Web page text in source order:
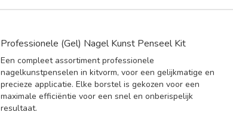
Professionele (Gel) Nagel Kunst Penseel Kit
Een compleet assortiment professionele
nagelkunstpenselen in kitvorm, voor een gelijkmatige en
precieze applicatie. Elke borstel is gekozen voor een
maximale efficiëntie voor een snel en onberispelijk
resultaat.